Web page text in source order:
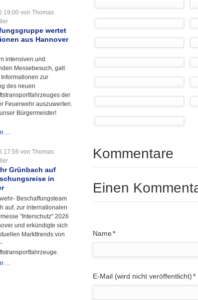
Kommentare
Einen
Pflichtfeld
Name*
Pflichtfeld
E-Mail (wird nicht veröffentlicht)*
ihre
19:00 von Thomas
wertet
aus Hannover
intensiven und
Messebesuch, galt
zur
des neuen
der
Feuerwehr auszuwerten.
Bürgermeister!
…
Informationen
Hannover
aus
17:56 von Thomas
Grünbach auf
in
Beschaffungsteam
auf, zur internationalen
"Interschutz" 2026
und erkündigte sich
Markttrends von
…